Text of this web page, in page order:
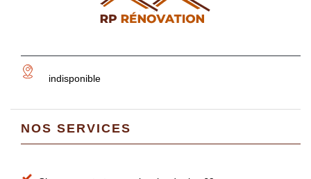
indisponible
NOS SERVICES